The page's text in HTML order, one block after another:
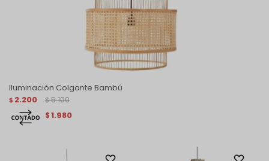
Iluminación Colgante Bambú
$ 2.200 $ 5.100
$1.980